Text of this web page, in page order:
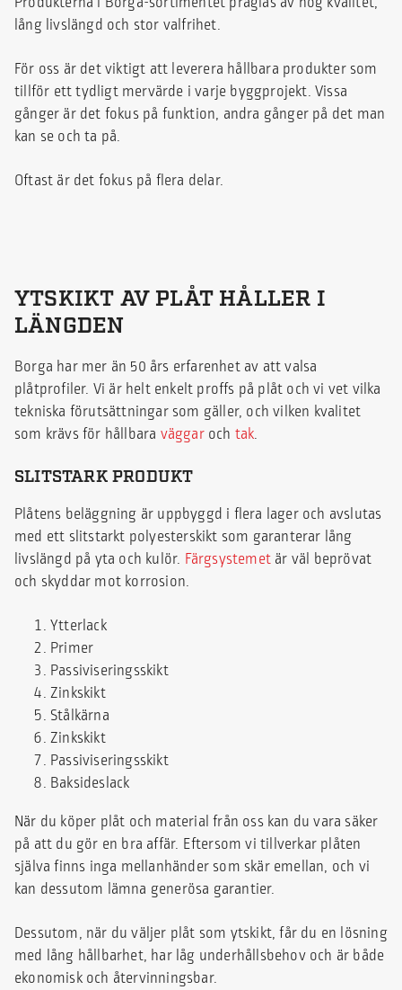
lång livslängd och stor valfrihet.
För oss är det viktigt att leverera hållbara produkter som
tillför ett tydligt mervärde i varje byggprojekt. Vissa
gånger är det fokus på funktion, andra gånger på det man
kan se och ta på.
Oftast är det fokus på flera delar.
YTSKIKT AV PLÅT HÅLLER I
LÄNGDEN
Borga har mer än 50 års erfarenhet av att valsa
plåtprofiler. Vi är helt enkelt proffs på plåt och vi vet vilka
tekniska förutsättningar som gäller, och vilken kvalitet
som krävs för hållbara väggar och tak.
SLITSTARK PRODUKT
Plåtens beläggning är uppbyggd i flera lager och avslutas
med ett slitstarkt polyesterskikt som garanterar lång
livslängd på yta och kulör. Färgsystemet är väl beprövat
och skyddar mot korrosion.
Ytterlack
Primer
Passiviseringsskikt
Zinkskikt
Stålkärna
Zinkskikt
Passiviseringsskikt
Baksideslack
När du köper plåt och material från oss kan du vara säker
på att du gör en bra affär. Eftersom vi tillverkar plåten
själva finns inga mellanhänder som skär emellan, och vi
kan dessutom lämna generösa garantier.
Dessutom, när du väljer plåt som ytskikt, får du en lösning
med lång hållbarhet, har låg underhållsbehov och är både
ekonomisk och återvinningsbar.